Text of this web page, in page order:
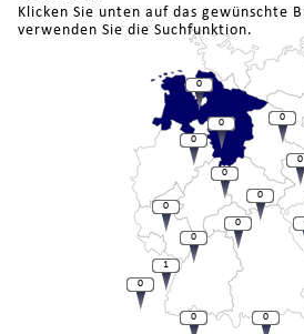
Klicken Sie unten auf das gewünschte
verwenden Sie die Suchfunktion.
0
0
0
0
0
0
0
0
0
0
1
0
0
0